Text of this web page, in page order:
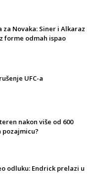
za Novaka: Siner i Alkaraz
forme odmah ispao
UFC-a
nakon više od 600
pozajmicu?
odluku: Endrick prelazi u